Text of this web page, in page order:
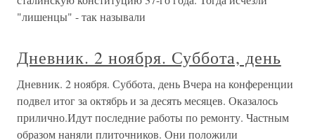
"лишенцы" - так называли
Дневник. 2 ноября. Суббота, день
Дневник. 2 ноября. Суббота, день Вчера на конференции
подвел итог за октябрь и за десять месяцев. Оказалось
прилично.Идут последние работы по ремонту. Частным
образом наняли плиточников. Они положили